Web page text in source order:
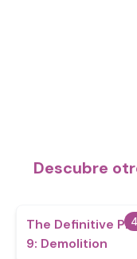
Descubre
The Definitive
9: Demolition